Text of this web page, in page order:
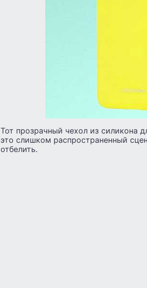
Тот прозрачный чехол из силикона
это слишком распространенный
отбелить.